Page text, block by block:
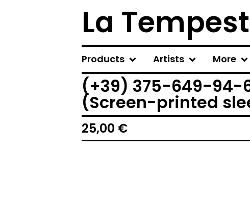
La
Products Artists More
(+39) 375-649-94-
(Screen-printed
25,00 €